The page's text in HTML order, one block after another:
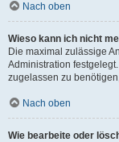
Nach oben
Wieso kann ich nicht
Die maximal zulässige
Administration
zugelassen zu
Nach oben
Wie bearbeite oder